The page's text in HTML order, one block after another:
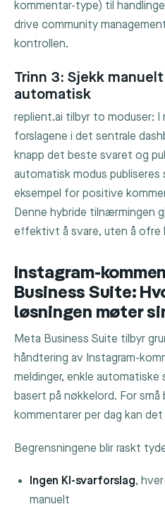
kommentar-type) til
drive community
kontrollen.
Trinn 3: Sjekk
automatisk
replient.ai tilbyr to moduser: I
forslagene i det sentrale
knapp det beste svaret og
automatisk modus
eksempel for positive
Denne hybride tilnærmingen
effektivt å svare, uten å ofre
Instagram-
Business Suite:
løsningen møter
Meta Business Suite tilbyr
håndtering av Instagram-
meldinger, enkle automatiske
basert på nøkkelord. For
kommentarer per dag kan
Begrensningene blir raskt
Ingen KI-svarforslag,
manuelt